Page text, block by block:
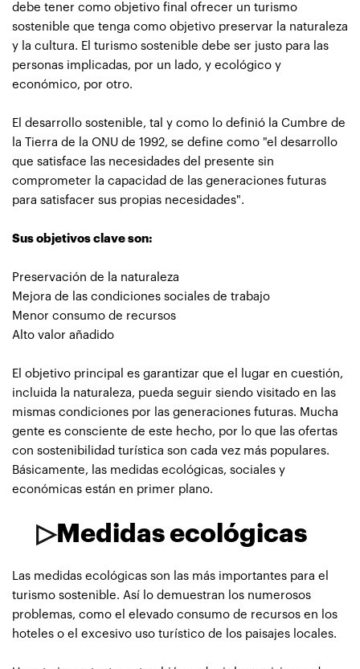
debe tener como objetivo final ofrecer un turismo
sostenible que tenga como objetivo preservar la naturaleza
y la cultura. El turismo sostenible debe ser justo para las
personas implicadas, por un lado, y ecológico y
económico, por otro.
El desarrollo sostenible, tal y como lo definió la Cumbre de
la Tierra de la ONU de 1992, se define como "el desarrollo
que satisface las necesidades del presente sin
comprometer la capacidad de las generaciones futuras
para satisfacer sus propias necesidades".
Sus objetivos clave son:
Preservación de la naturaleza
Mejora de las condiciones sociales de trabajo
Menor consumo de recursos
Alto valor añadido
El objetivo principal es garantizar que el lugar en cuestión,
incluida la naturaleza, pueda seguir siendo visitado en las
mismas condiciones por las generaciones futuras. Mucha
gente es consciente de este hecho, por lo que las ofertas
con sostenibilidad turística son cada vez más populares.
Básicamente, las medidas ecológicas, sociales y
económicas están en primer plano.
▷Medidas ecológicas
Las medidas ecológicas son las más importantes para el
turismo sostenible. Así lo demuestran los numerosos
problemas, como el elevado consumo de recursos en los
hoteles o el excesivo uso turístico de los paisajes locales.